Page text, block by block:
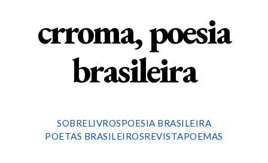
crroma, poesia
brasileira
SOBRELIVROSPOESIA BRASILEIRA
POETAS BRASILEIROSREVISTAPOEMAS